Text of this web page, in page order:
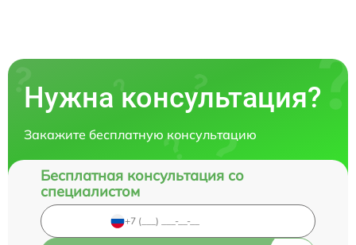
Нужна консультация?
Закажите бесплатную консультацию
Бесплатная консультация со
специалистом